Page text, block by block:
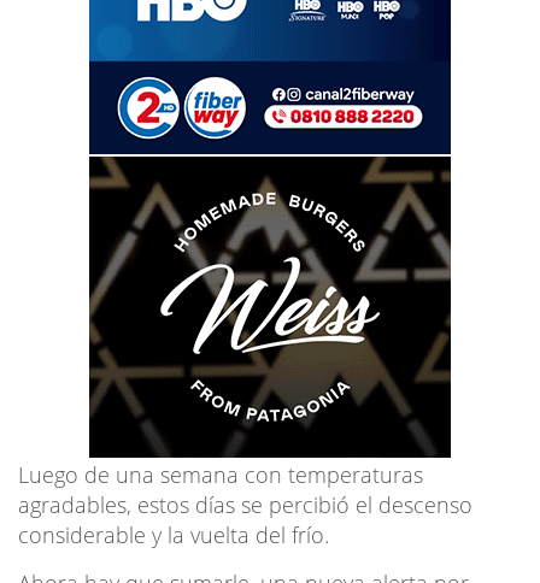
Luego de una semana con temperaturas
agradables, estos días se percibió el descenso
considerable y la vuelta del frío.